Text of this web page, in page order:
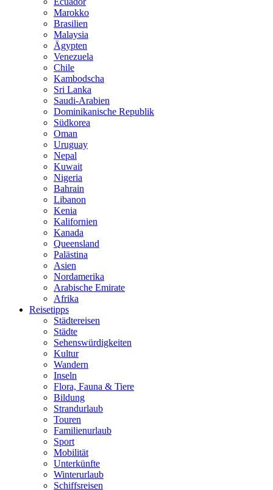
Marokko
Brasilien
Malaysia
Ägypten
Venezuela
Chile
Kambodscha
Sri Lanka
Saudi-Arabien
Dominikanische Republik
Südkorea
Oman
Uruguay
Nepal
Kuwait
Nigeria
Bahrain
Libanon
Kenia
Kalifornien
Kanada
Queensland
Palästina
Asien
Nordamerika
Arabische Emirate
Afrika
Reisetipps
Städtereisen
Städte
Sehenswürdigkeiten
Kultur
Wandern
Inseln
Flora, Fauna & Tiere
Bildung
Strandurlaub
Touren
Familienurlaub
Sport
Mobilität
Unterkünfte
Winterurlaub
Schiffsreisen